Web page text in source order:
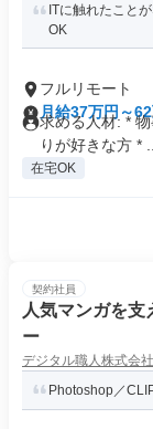
ITに触れたこと
OK
フルリモート
月給37万円～
求める人材: *
りが好きな方 * ...
在宅OK
契約社員
人気マンガを支
ー
デジタル職人株式会社
Photoshop／